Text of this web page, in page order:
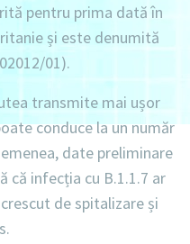
pentru prima dată în
și este denumită
01).
transmite mai ușor
conduce la un număr
date preliminare
că infecția cu B.1.1.7 ar
de spitalizare și